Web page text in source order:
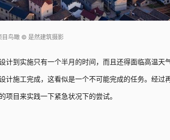
鸟瞰 © 是然建筑摄影
计到实施只有一个半月的时间，而且还得面临高温天
计施工完成，这看似是一个不可能完成的任务。经过
目来实践一下紧急状况下的尝试。